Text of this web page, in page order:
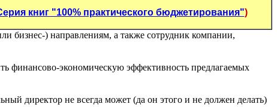
книг "100% практического бюджетирования")
бизнес-) направлениям, а также сотрудник компании,
финансово-экономическую эффективность предлагаемых
директор не всегда может (да он этого и не должен делать)